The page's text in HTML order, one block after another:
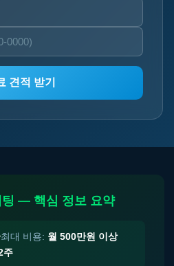
견적 받기
팅 — 핵심 정보 요약
최대 비용: 월 500만원 이상
주